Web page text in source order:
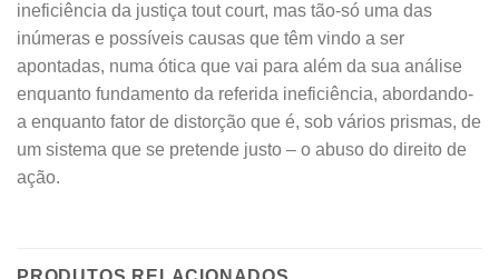
ineficiência da justiça tout court, mas tão-só uma das
inúmeras e possíveis causas que têm vindo a ser
apontadas, numa ótica que vai para além da sua análise
enquanto fundamento da referida ineficiência, abordando-
a enquanto fator de distorção que é, sob vários prismas, de
um sistema que se pretende justo – o abuso do direito de
ação.